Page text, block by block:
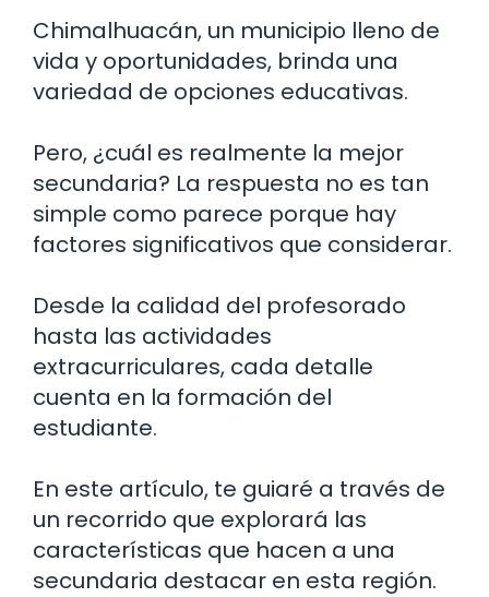
Chimalhuacán, un municipio lleno de
vida y oportunidades, brinda una
variedad de opciones educativas.
Pero, ¿cuál es realmente la mejor
secundaria? La respuesta no es tan
simple como parece porque hay
factores significativos que considerar.
Desde la calidad del profesorado
hasta las actividades
extracurriculares, cada detalle
cuenta en la formación del
estudiante.
En este artículo, te guiaré a través de
un recorrido que explorará las
características que hacen a una
secundaria destacar en esta región.